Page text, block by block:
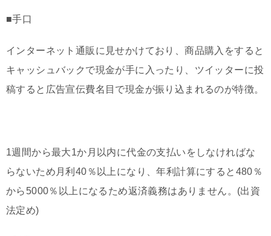
■手口
インターネット通販に見せかけており、商品購入をすると
キャッシュバックで現金が手に入ったり、ツイッターに投
稿すると広告宣伝費名目で現金が振り込まれるのが特徴。
1週間から最大1か月以内に代金の支払いをしなければな
らないため月利40％以上になり、年利計算にすると480％
から5000％以上になるため返済義務はありません。(出資
法定め)